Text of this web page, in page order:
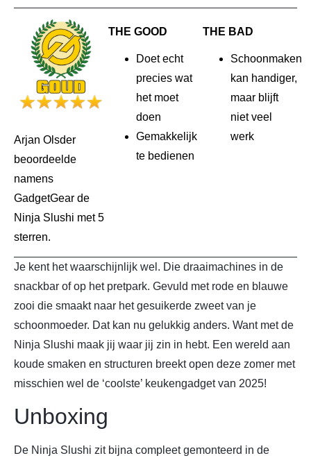
Arjan Olsder
beoordeelde
namens
GadgetGear de
Ninja Slushi met 5
sterren.
THE GOOD
Doet echt
precies wat
het moet
doen
Gemakkelijk
te bedienen
THE BAD
Schoonmaken
kan handiger,
maar blijft
niet veel
werk
Je kent het waarschijnlijk wel. Die draaimachines in de
snackbar of op het pretpark. Gevuld met rode en blauwe
zooi die smaakt naar het gesuikerde zweet van je
schoonmoeder. Dat kan nu gelukkig anders. Want met de
Ninja Slushi maak jij waar jij zin in hebt. Een wereld aan
koude smaken en structuren breekt open deze zomer met
misschien wel de ‘coolste’ keukengadget van 2025!
Unboxing
De Ninja Slushi zit bijna compleet gemonteerd in de